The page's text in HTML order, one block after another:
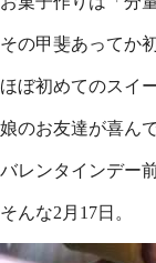
その甲斐あってか
ほぼ初めてのスイ
娘のお友達が喜ん
バレンタインデー
そんな2月17日。